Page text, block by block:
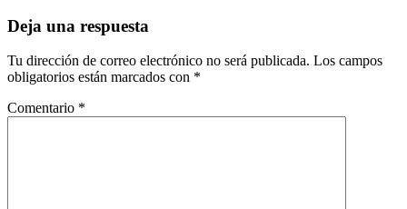
Deja una respuesta
Tu dirección de correo electrónico no será publicada. Los campos
obligatorios están marcados con *
Comentario *